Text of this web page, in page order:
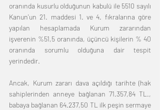
oranında kusurlu olduğunun kabulü ile 5510 sayılı
Kanun'un 21. maddesi 1. ve 4. fıkralarına göre
yapılan hesaplamada Kurum zararından
işverenin %51,5 oranında, üçüncü kişilerin % 40
oranında sorumlu olduğuna dair tespit
yerindedir.
Ancak, Kurum zararı dava açıldığı tarihte (hak
sahiplerinden anneye bağlanan 71.357,84 TL.,
babaya bağlanan 64.237,50 TL ilk peşin sermaye